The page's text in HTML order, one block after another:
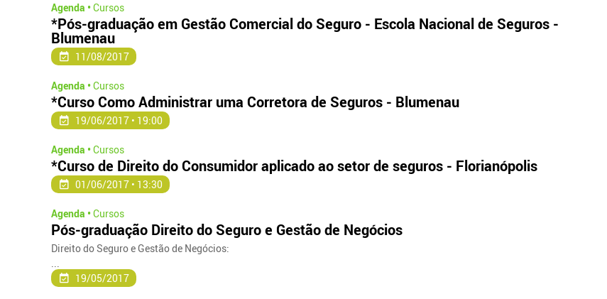
Agenda •Cursos
*Pós-graduação em Gestão Comercial do Seguro - Escola Nacional de Seguros -
Blumenau
11/08/2017
Agenda •Cursos
*Curso Como Administrar uma Corretora de Seguros - Blumenau
19/06/2017 • 19:00
Agenda •Cursos
*Curso de Direito do Consumidor aplicado ao setor de seguros - Florianópolis
01/06/2017 • 13:30
Agenda •Cursos
Pós-graduação Direito do Seguro e Gestão de Negócios
Direito do Seguro e Gestão de Negócios:
...
19/05/2017